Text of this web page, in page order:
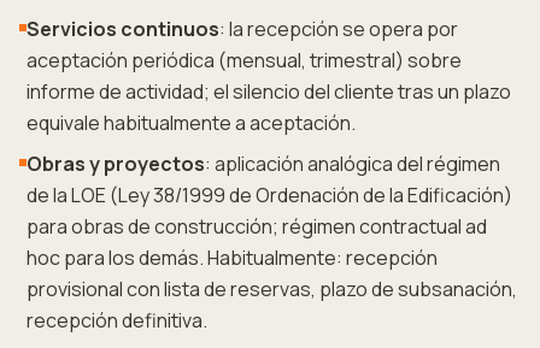
Servicios continuos: la recepción se opera por
aceptación periódica (mensual, trimestral) sobre
informe de actividad; el silencio del cliente tras un plazo
equivale habitualmente a aceptación.
Obras y proyectos: aplicación analógica del régimen
de la LOE (Ley 38/1999 de Ordenación de la Edificación)
para obras de construcción; régimen contractual ad
hoc para los demás. Habitualmente: recepción
provisional con lista de reservas, plazo de subsanación,
recepción definitiva.